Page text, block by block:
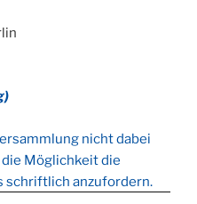
nicht dabei
Möglichkeit die
schriftlich anzufordern.